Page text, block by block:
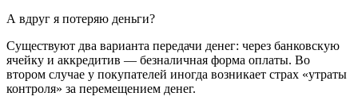
А вдруг я потеряю деньги?
Существуют два варианта передачи денег: через банковскую
ячейку и аккредитив — безналичная форма оплаты. Во
втором случае у покупателей иногда возникает страх «утраты
контроля» за перемещением денег.